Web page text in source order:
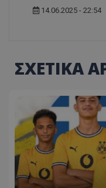
14.06.2025 - 22:54
ΣΧΕΤΙΚΑ